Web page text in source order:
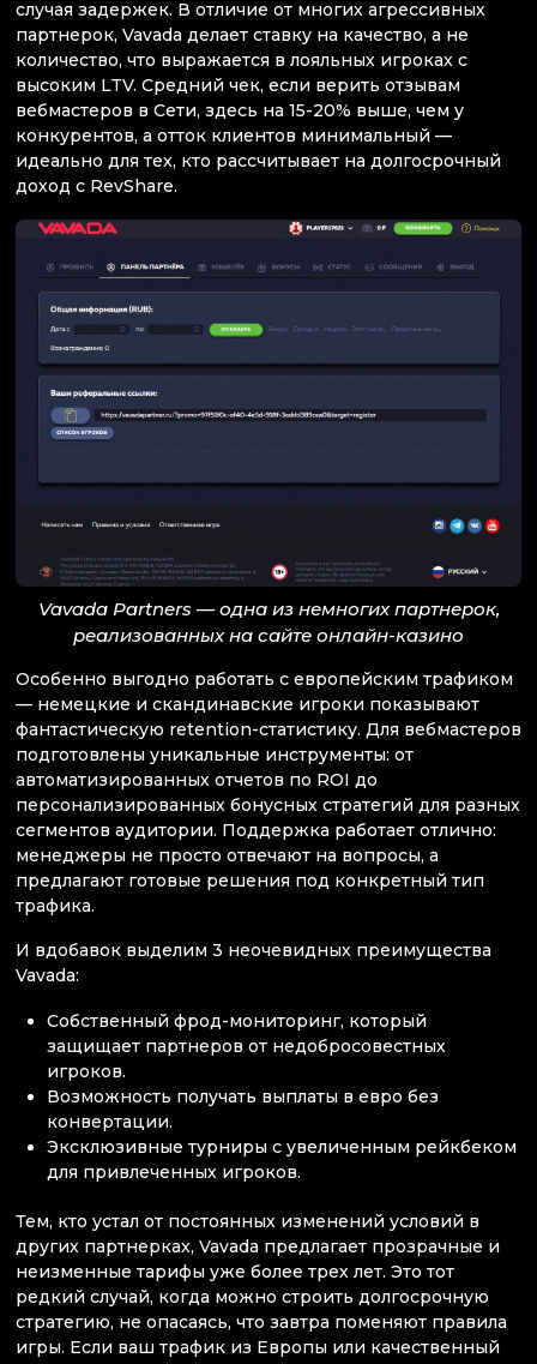
случая задержек. В отличие от многих агрессивных
партнерок, Vavada делает ставку на качество, а не
количество, что выражается в лояльных игроках с
высоким LTV. Средний чек, если верить отзывам
вебмастеров в Сети, здесь на 15-20% выше, чем у
конкурентов, а отток клиентов минимальный —
идеально для тех, кто рассчитывает на долгосрочный
доход с RevShare.
Vavada Partners — одна из немногих партнерок,
реализованных на сайте онлайн-казино
Особенно выгодно работать с европейским трафиком
— немецкие и скандинавские игроки показывают
фантастическую retention-статистику. Для вебмастеров
подготовлены уникальные инструменты: от
автоматизированных отчетов по ROI до
персонализированных бонусных стратегий для разных
сегментов аудитории. Поддержка работает отлично:
менеджеры не просто отвечают на вопросы, а
предлагают готовые решения под конкретный тип
трафика.
И вдобавок выделим 3 неочевидных преимущества
Vavada:
Собственный фрод-мониторинг, который
защищает партнеров от недобросовестных
игроков.
Возможность получать выплаты в евро без
конвертации.
Эксклюзивные турниры с увеличенным рейкбеком
для привлеченных игроков.
Тем, кто устал от постоянных изменений условий в
других партнерках, Vavada предлагает прозрачные и
неизменные тарифы уже более трех лет. Это тот
редкий случай, когда можно строить долгосрочную
стратегию, не опасаясь, что завтра поменяют правила
игры. Если ваш трафик из Европы или качественный